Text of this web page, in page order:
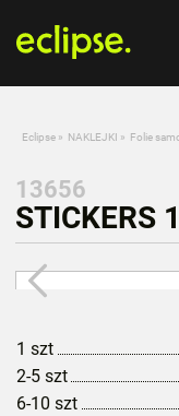
Eclipse » NAKLEJKI » Folie
13656
STICKERS
1 szt
2-5 szt
6-10 szt